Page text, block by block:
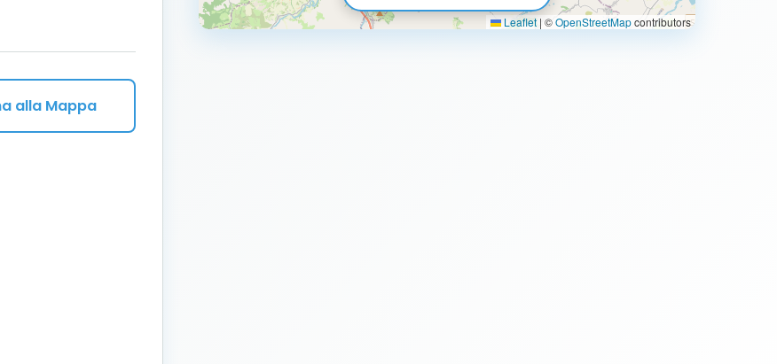
alla Mappa
Leaflet | ©OpenStreetMapcontributors